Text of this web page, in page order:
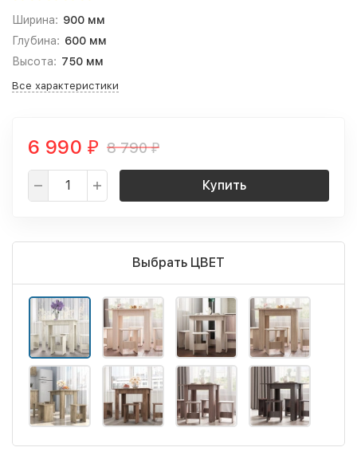
Ширина: 900 мм
Глубина: 600 мм
Высота: 750 мм
Все характеристики
6 990 ₽ 8 790₽
Купить
Выбрать ЦВЕТ